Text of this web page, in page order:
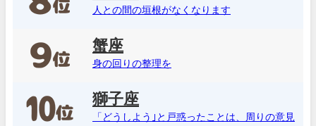
人との間の垣根がなくなります
蟹座
身の回りの整理を
獅子座
「どうしよう｣と戸惑ったことは、周りの意見